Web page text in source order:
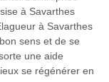
à Savarthes
à Savarthes
sens et de se
une aide
se régénérer en